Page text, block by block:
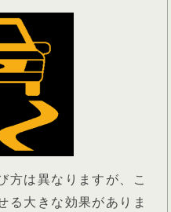
方は異なりますが、こ
る大きな効果がありま